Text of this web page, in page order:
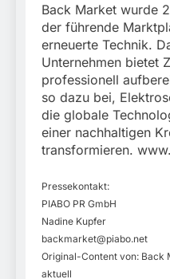
Back Market wurde
der führende
erneuerte Technik.
Unternehmen bietet
professionell
so dazu bei,
die globale
einer nachhaltigen
transformieren.
Pressekontakt:
PIABO PR GmbH
Nadine Kupfer
backmarket@piabo.net
Original-Content von: Back
aktuell